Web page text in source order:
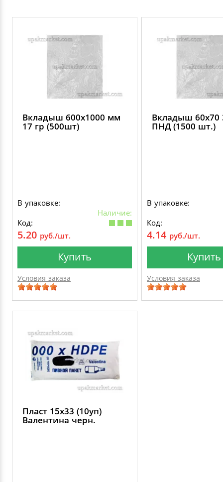
Вкладыш 600х1000 мм
17 гр (500шт)
В упаковке:
Наличие:
Код:
5.20 руб./шт.
Купить
Условия заказа
Вкладыш 60х70
ПНД (1500 шт.)
В упаковке:
Код:
4.14 руб./шт.
Купить
Условия заказа
Пласт 15х33 (10уп)
Валентина черн.